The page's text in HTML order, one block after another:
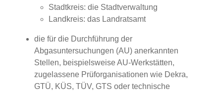
Stadtkreis: die Stadtverwaltung
Landkreis: das Landratsamt
die für die Durchführung der
Abgasuntersuchungen (AU) anerkannten
Stellen, beispielsweise AU-Werkstätten,
zugelassene Prüforganisationen wie Dekra,
GTÜ, KÜS, TÜV, GTS oder technische